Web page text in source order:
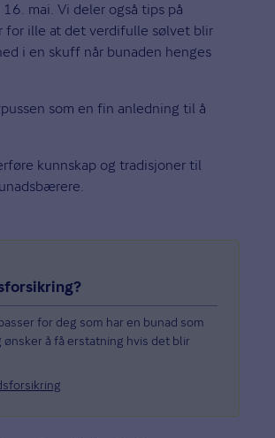
mai. Vi deler også tips på
for ille at det verdifulle sølvet blir
i en skuff når bunaden henges
som en fin anledning til å
kunnskap og tradisjoner til
for deg som har en bunad som
å få erstatning hvis det blir